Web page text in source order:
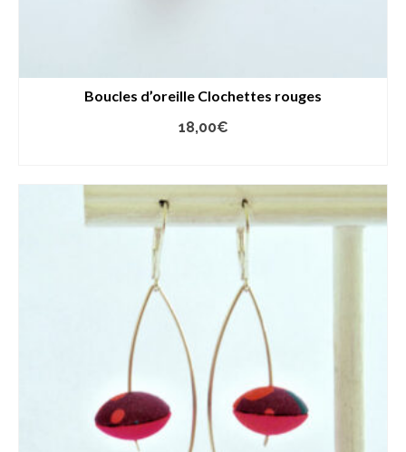
Boucles d’oreille Clochettes rouges
18,00€